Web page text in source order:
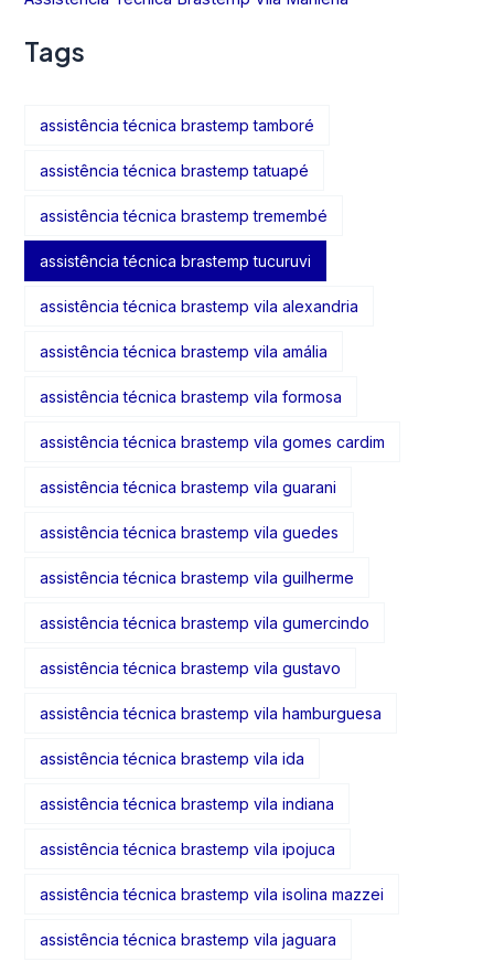
Tags
assistência técnica brastemp tamboré
assistência técnica brastemp tatuapé
assistência técnica brastemp tremembé
assistência técnica brastemp tucuruvi
assistência técnica brastemp vila alexandria
assistência técnica brastemp vila amália
assistência técnica brastemp vila formosa
assistência técnica brastemp vila gomes cardim
assistência técnica brastemp vila guarani
assistência técnica brastemp vila guedes
assistência técnica brastemp vila guilherme
assistência técnica brastemp vila gumercindo
assistência técnica brastemp vila gustavo
assistência técnica brastemp vila hamburguesa
assistência técnica brastemp vila ida
assistência técnica brastemp vila indiana
assistência técnica brastemp vila ipojuca
assistência técnica brastemp vila isolina mazzei
assistência técnica brastemp vila jaguara